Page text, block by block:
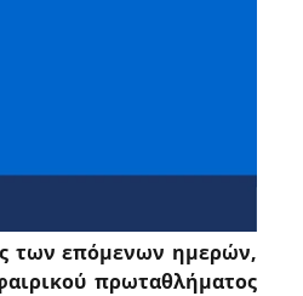
των επόμενων ημερών,
πρωταθλήματος